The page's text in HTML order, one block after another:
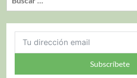
Subscríbete